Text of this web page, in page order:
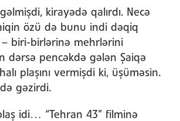
kirayədə qalırdı. Necə
özü də bunu indi dəqiq
– biri-birlərinə mehrlərini
dərsə pencəkdə gələn Şaiqə
plaşını vermişdi ki, üşüməsin.
gəzirdi.
idi… “Tehran 43” filminə